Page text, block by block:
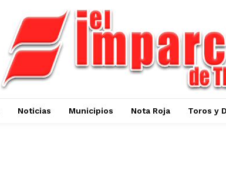
Noticias Municipios Nota Roja Toros y